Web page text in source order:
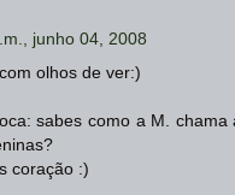
junho 04, 2008
olhos de ver:)
sabes como a M. chama
coração :)